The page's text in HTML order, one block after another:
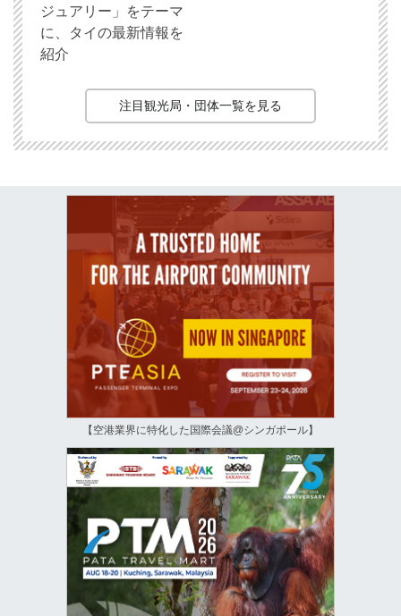
ジュアリー」をテーマ
に、タイの最新情報を
紹介
注目観光局・団体一覧を見る
【空港業界に特化した国際会議@シンガポール】